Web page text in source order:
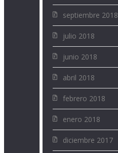
septiembre 2018
julio 2018
junio 2018
abril 2018
febrero 2018
enero 2018
diciembre 2017